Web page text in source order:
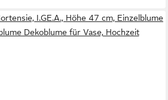
I.GE.A., Höhe 47 cm, Einzelblume
Dekoblume für Vase, Hochzeit